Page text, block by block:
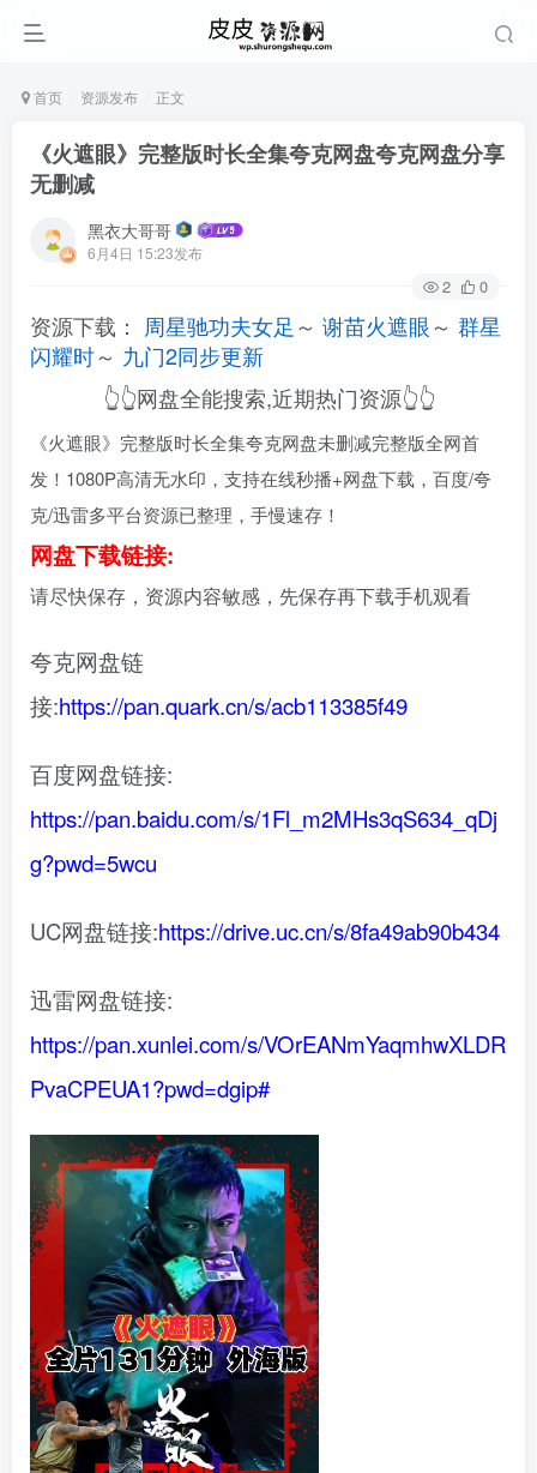
首页 资源发布 正文
《火遮眼》完整版时长全集夸克网盘夸克网盘分享
无删减
黑衣大哥哥
6月4日 15:23发布
2 0
资源下载： 周星驰功夫女足 ～ 谢苗火遮眼～ 群星
闪耀时～ 九门2同步更新
👆👆网盘全能搜索,近期热门资源👆👆
《火遮眼》完整版时长全集夸克网盘未删减完整版全网首
发！1080P高清无水印，支持在线秒播+网盘下载，百度/夸
克/迅雷多平台资源已整理，手慢速存！
网盘下载链接:
请尽快保存，资源内容敏感，先保存再下载手机观看
夸克网盘链
接:https://pan.quark.cn/s/acb113385f49
百度网盘链接:
https://pan.baidu.com/s/1Fl_m2MHs3qS634_qDj
g?pwd=5wcu
UC网盘链接:https://drive.uc.cn/s/8fa49ab90b434
迅雷网盘链接:
https://pan.xunlei.com/s/VOrEANmYaqmhwXLDR
PvaCPEUA1?pwd=dgip#